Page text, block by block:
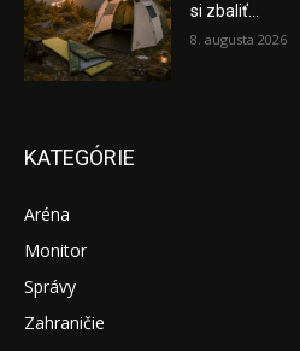
si zbaliť...
8. augusta 2026
KATEGÓRIE
Aréna
Monitor
Správy
Zahraničie